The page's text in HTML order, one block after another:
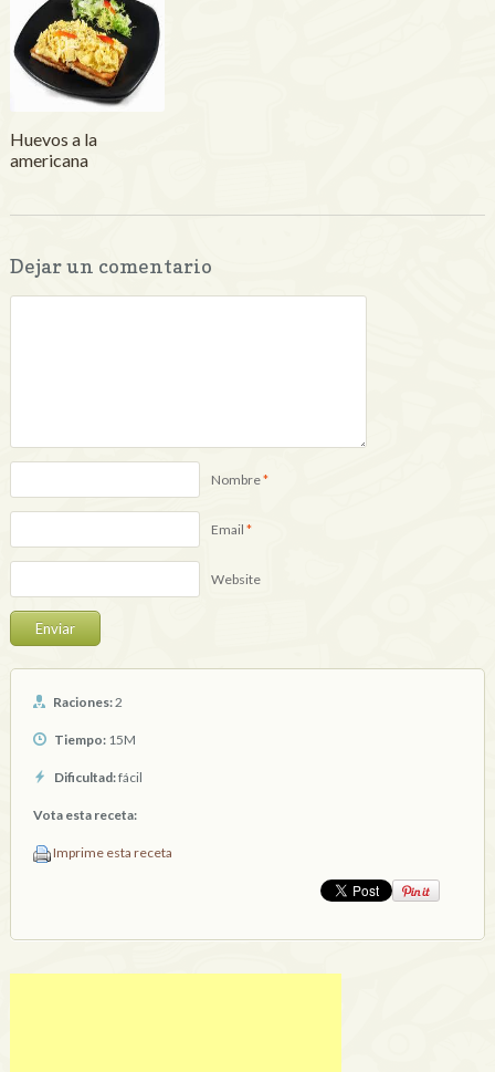
Huevos a la
americana
Dejar un comentario
Nombre*
Email *
Website
Raciones:2
Tiempo:15M
Dificultad:fácil
Vota esta receta:
Imprime esta receta